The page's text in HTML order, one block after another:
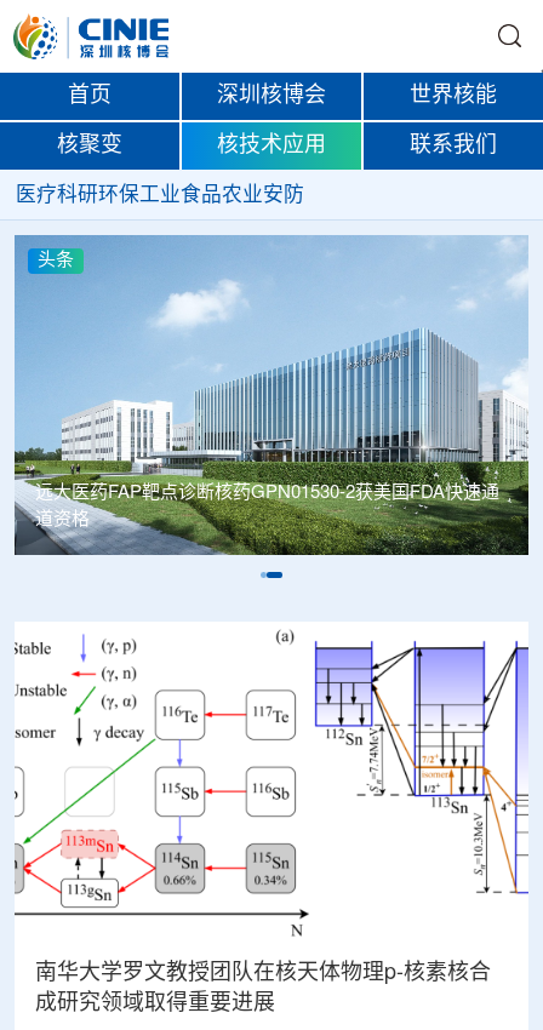
首页 深圳核博会 世界核能
核聚变 核技术应用 联系我们
医疗科研环保工业食品农业安防
国FDA快速通
南华大学罗文教授团队在核天体物理p-核素核
取得重要进展
南华大学罗文教授团队在核天体物理p-核素核合
成研究领域取得重要进展